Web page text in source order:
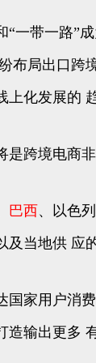
“一带一路”
布局出口跨
上化发展的
是跨境电商
巴西、以色列
及当地供 应
国家用户消
输出更多